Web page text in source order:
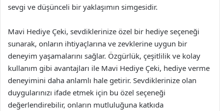
sevgi ve düşünceli bir yaklaşımın simgesidir.
Mavi Hediye Çeki, sevdiklerinize özel bir hediye seçeneği
sunarak, onların ihtiyaçlarına ve zevklerine uygun bir
deneyim yaşamalarını sağlar. Özgürlük, çeşitlilik ve kolay
kullanım gibi avantajları ile Mavi Hediye Çeki, hediye verme
deneyimini daha anlamlı hale getirir. Sevdiklerinize olan
duygularınızı ifade etmek için bu özel seçeneği
değerlendirebilir, onların mutluluğuna katkıda